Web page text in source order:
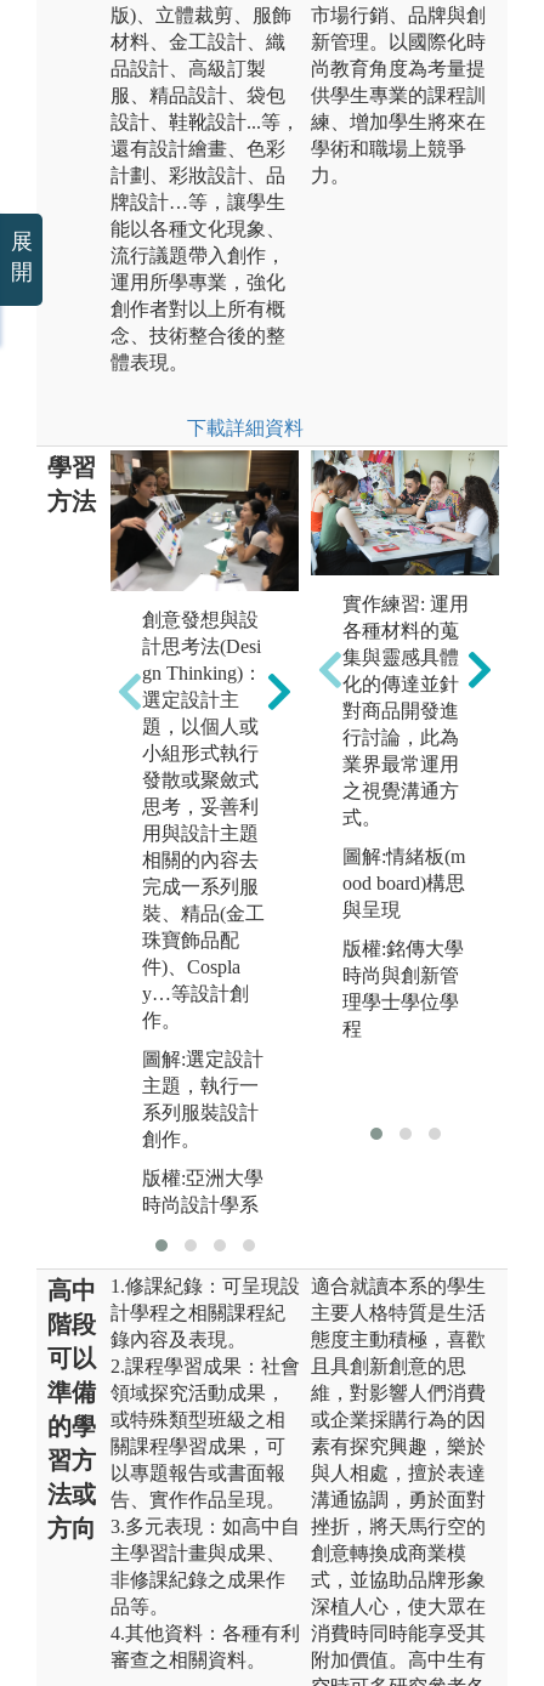
版)、立體裁剪、服飾
材料、金工設計、織
品設計、高級訂製
服、精品設計、袋包
設計、鞋靴設計...等，
還有設計繪畫、色彩
計劃、彩妝設計、品
牌設計…等，讓學生
能以各種文化現象、
流行議題帶入創作，
運用所學專業，強化
創作者對以上所有概
念、技術整合後的整
體表現。
下載詳細資料
市場行銷、品牌與創
新管理。以國際化時
尚教育角度為考量提
供學生專業的課程訓
練、增加學生將來在
學術和職場上競爭
力。
學習
方法
創意發想與設
計思考法(Desi
gn Thinking)：
選定設計主
題，以個人或
小組形式執行
發散或聚斂式
思考，妥善利
用與設計主題
相關的內容去
完成一系列服
裝、精品(金工
珠寶飾品配
件)、Cospla
y…等設計創
作。
圖解:選定設計
主題，執行一
系列服裝設計
創作。
版權:亞洲大學
時尚設計學系
趨勢預測法：
對於現階段新
聞熱搜、關鍵
字、文化、流
行現象掌握及
分析，獲得最
新議題掌握及
流行預測。
圖解:學生對於
流行預測進行
小組討論
版權:亞洲大學
時尚設計學系
實作練習: 運用
各種材料的蒐
集與靈感具體
化的傳達並針
對商品開發進
行討論，此為
業界最常運用
之視覺溝通方
式。
圖解:情緒板(m
ood board)構思
與呈現
版權:銘傳大學
時尚與創新管
理學士學位學
程
高中
階段
可以
準備
的學
習方
法或
方向
1.修課紀錄：可呈現設
計學程之相關課程紀
錄內容及表現。
2.課程學習成果：社會
領域探究活動成果，
或特殊類型班級之相
關課程學習成果，可
以專題報告或書面報
告、實作作品呈現。
3.多元表現：如高中自
主學習計畫與成果、
非修課紀錄之成果作
品等。
4.其他資料：各種有利
審查之相關資料。
適合就讀本系的學生
主要人格特質是生活
態度主動積極，喜歡
且具創新創意的思
維，對影響人們消費
或企業採購行為的因
素有探究興趣，樂於
與人相處，擅於表達
溝通協調，勇於面對
挫折，將天馬行空的
創意轉換成商業模
式，並協助品牌形象
深植人心，使大眾在
消費時同時能享受其
附加價值。高中生有
展
開